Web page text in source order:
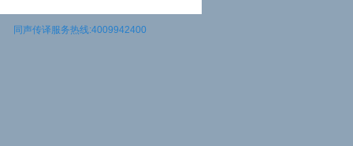
同声传译服务热线:4009942400